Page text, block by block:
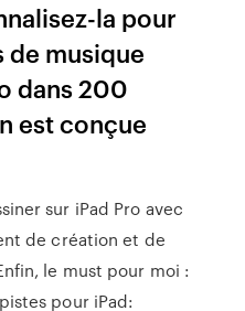
la pour
de musique
dans 200
est conçue
sur iPad Pro avec
de création et de
le must pour moi :
pour iPad: